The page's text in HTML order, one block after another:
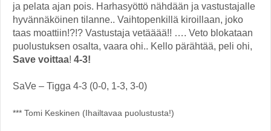
ja pelata ajan pois. Harhasyöttö nähdään ja vastustajalle
hyvännäköinen tilanne.. Vaihtopenkillä kiroillaan, joko
taas moattiin!?!? Vastustaja vetääää!! …. Veto blokataan
puolustuksen osalta, vaara ohi.. Kello pärähtää, peli ohi,
Save voittaa! 4-3!
SaVe – Tigga 4-3 (0-0, 1-3, 3-0)
*** Tomi Keskinen (Ihailtavaa puolustusta!)